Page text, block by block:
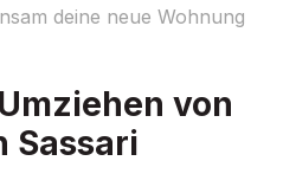
deine neue Wohnung
von
Sassari